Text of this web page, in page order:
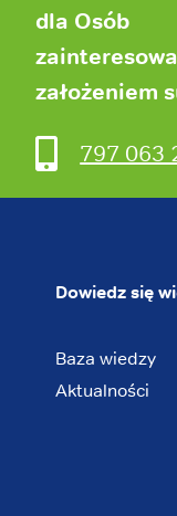
dla Osób
założeniem
797 063
Dowiedz się
Baza wiedzy
Aktualności